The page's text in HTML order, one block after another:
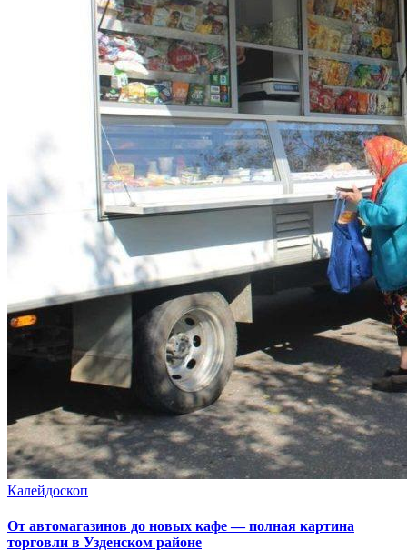
Калейдоскоп
От автомагазинов до новых кафе — полная картина
торговли в Узденском районе